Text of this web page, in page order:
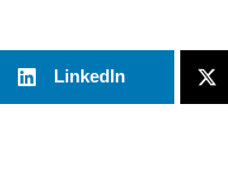
LinkedIn